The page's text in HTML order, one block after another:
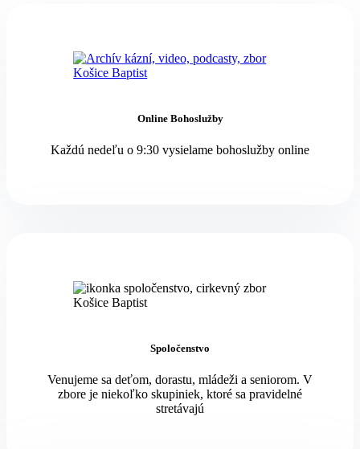
Online Bohoslužby
Každú nedeľu o 9:30 vysielame bohoslužby online
Spoločenstvo
Venujeme sa deťom, dorastu, mládeži a seniorom. V
zbore je niekoľko skupiniek, ktoré sa pravidelné
stretávajú